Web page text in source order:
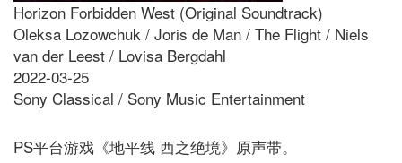
Horizon Forbidden West (Original Soundtrack)
Oleksa Lozowchuk / Joris de Man / The Flight / Niels
van der Leest / Lovisa Bergdahl
2022-03-25
Sony Classical / Sony Music Entertainment
PS平台游戏《地平线 西之绝境》原声带。